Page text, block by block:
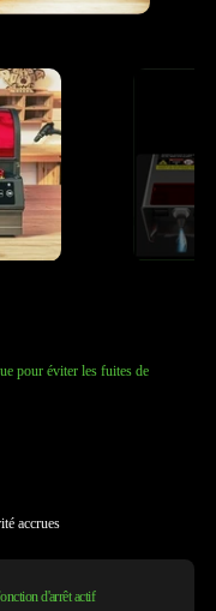
pour éviter les fuites de
accrues
d'arrêt actif